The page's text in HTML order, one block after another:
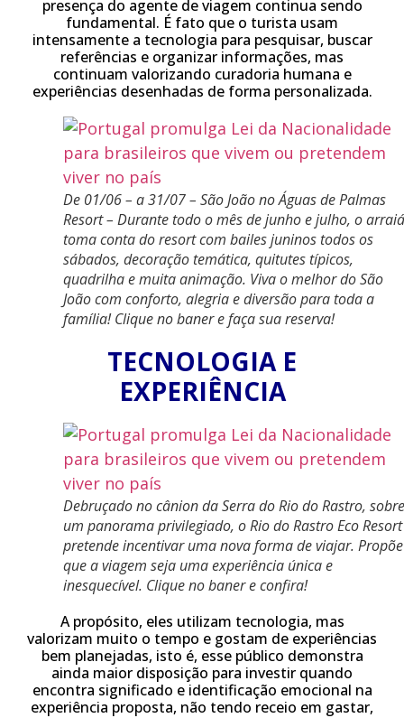
presença do agente de viagem continua sendo
fundamental. É fato que o turista usam
intensamente a tecnologia para pesquisar, buscar
referências e organizar informações, mas
continuam valorizando curadoria humana e
experiências desenhadas de forma personalizada.
De 01/06 – a 31/07 – São João no Águas de Palmas
Resort – Durante todo o mês de junho e julho, o arraiá
toma conta do resort com bailes juninos todos os
sábados, decoração temática, quitutes típicos,
quadrilha e muita animação. Viva o melhor do São
João com conforto, alegria e diversão para toda a
família! Clique no baner e faça sua reserva!
TECNOLOGIA E
EXPERIÊNCIA
Debruçado no cânion da Serra do Rio do Rastro, sobre
um panorama privilegiado, o Rio do Rastro Eco Resort
pretende incentivar uma nova forma de viajar. Propõe
que a viagem seja uma experiência única e
inesquecível. Clique no baner e confira!
A propósito, eles utilizam tecnologia, mas
valorizam muito o tempo e gostam de experiências
bem planejadas, isto é, esse público demonstra
ainda maior disposição para investir quando
encontra significado e identificação emocional na
experiência proposta, não tendo receio em gastar,